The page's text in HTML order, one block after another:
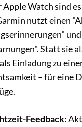
Watch sind
nutzt einen
und
Statt sie
Einladung zu
– für eine
Feedback: